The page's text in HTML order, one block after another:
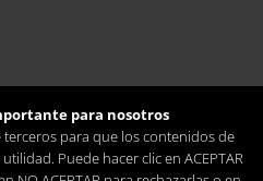
para nosotros
para que los contenidos de
Puede hacer clic en ACEPTAR